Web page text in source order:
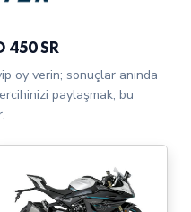
450 SR
oy verin; sonuçlar anında
paylaşmak, bu